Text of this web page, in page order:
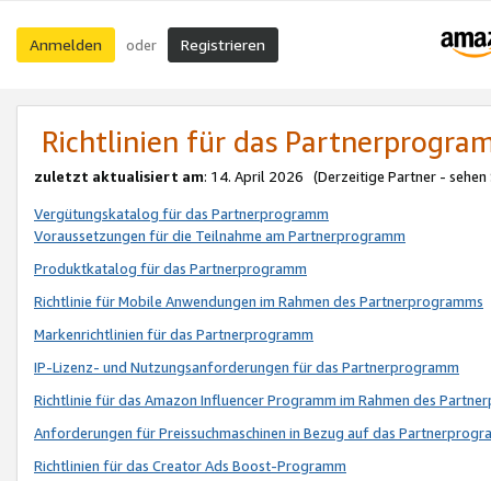
Anmelden oder Registrieren
Richtlinien für das
zuletzt aktualisiert am: 14. April 2026 (Derzeitige Partner - sehen
Vergütungskatalog für das Partnerprogramm
Voraussetzungen für die Teilnahme am Partnerprogramm
Produktkatalog für das Partnerprogramm
Richtlinie für Mobile Anwendungen im Rahmen des Partnerprogramms
Markenrichtlinien für das Partnerprogramm
IP-Lizenz- und Nutzungsanforderungen für das Partnerprogramm
Richtlinie für das Amazon Influencer Programm im Rahmen des
Anforderungen für Preissuchmaschinen in Bezug auf das
Richtlinien für das Creator Ads Boost-Programm